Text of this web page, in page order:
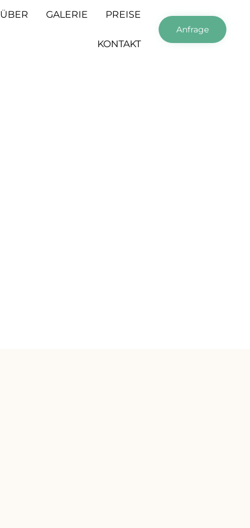
content
ÜBER GALERIE PREISE
KONTAKT
Anfrage